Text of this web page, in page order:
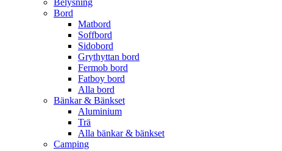
Belysning
Bord
Matbord
Soffbord
Sidobord
Grythyttan bord
Fermob bord
Fatboy bord
Alla bord
Bänkar & Bänkset
Aluminium
Trä
Alla bänkar & bänkset
Camping